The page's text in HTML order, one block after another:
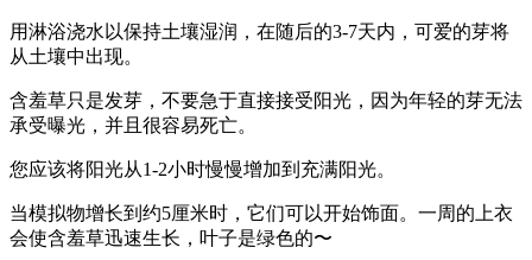
用淋浴浇水以保持土壤湿润，在随后的3-7天内，可爱的芽将
从土壤中出现。
含羞草只是发芽，不要急于直接接受阳光，因为年轻的芽无法
承受曝光，并且很容易死亡。
您应该将阳光从1-2小时慢慢增加到充满阳光。
当模拟物增长到约5厘米时，它们可以开始饰面。一周的上衣
会使含羞草迅速生长，叶子是绿色的〜